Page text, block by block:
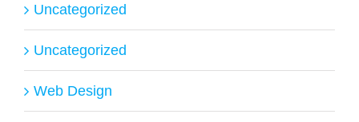
Uncategorized
Uncategorized
Web Design